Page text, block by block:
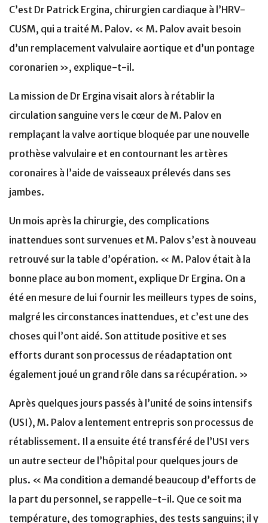
C’est Dr Patrick Ergina, chirurgien cardiaque à l’HRV-
CUSM, qui a traité M. Palov. « M. Palov avait besoin
d’un remplacement valvulaire aortique et d’un pontage
coronarien », explique-t-il.
La mission de Dr Ergina visait alors à rétablir la
circulation sanguine vers le cœur de M. Palov en
remplaçant la valve aortique bloquée par une nouvelle
prothèse valvulaire et en contournant les artères
coronaires à l’aide de vaisseaux prélevés dans ses
jambes.
Un mois après la chirurgie, des complications
inattendues sont survenues et M. Palov s’est à nouveau
retrouvé sur la table d’opération. « M. Palov était à la
bonne place au bon moment, explique Dr Ergina. On a
été en mesure de lui fournir les meilleurs types de soins,
malgré les circonstances inattendues, et c’est une des
choses qui l’ont aidé. Son attitude positive et ses
efforts durant son processus de réadaptation ont
également joué un grand rôle dans sa récupération. »
Après quelques jours passés à l’unité de soins intensifs
(USI), M. Palov a lentement entrepris son processus de
rétablissement. Il a ensuite été transféré de l’USI vers
un autre secteur de l’hôpital pour quelques jours de
plus. « Ma condition a demandé beaucoup d’efforts de
la part du personnel, se rappelle-t-il. Que ce soit ma
température, des tomographies, des tests sanguins; il y